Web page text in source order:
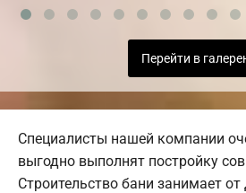
Перейти в
Специалисты нашей компании
выгодно выполнят постройку
Строительство бани занимает от